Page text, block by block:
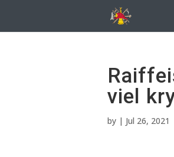
viel
by | Jul 26, 2021